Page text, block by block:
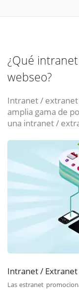
¿Qué
webseo?
Intranet /
amplia gama de
una intranet /
Intranet /
Las estranet